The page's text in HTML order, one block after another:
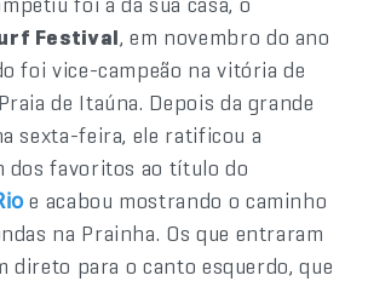
Festival, em novembro do ano
foi vice-campeão na vitória de
de Itaúna. Depois da grande
sexta-feira, ele ratificou a
dos favoritos ao título do
e acabou mostrando o caminho
na Prainha. Os que entraram
direto para o canto esquerdo, que